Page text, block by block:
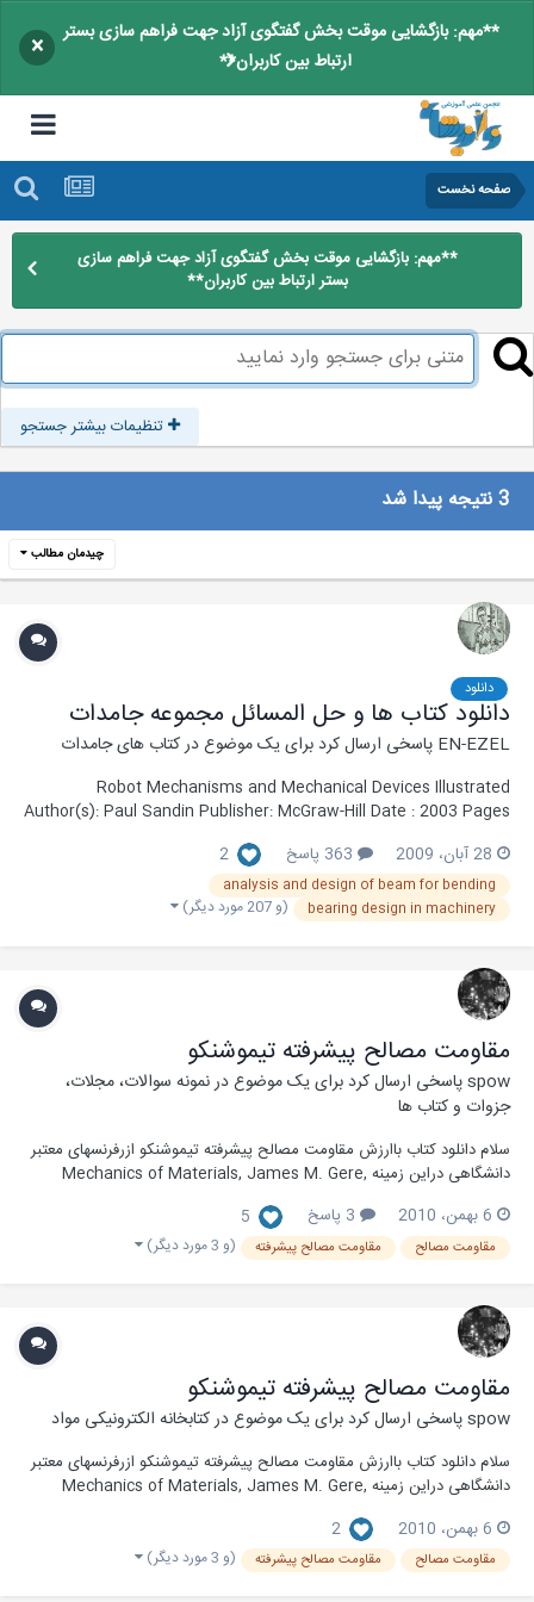
**مهم: بازگشایی موقت بخش گفتگوی آزاد جهت فراهم سازی بستر
ارتباط بین کاربران**
×
صفحه نخست
**مهم: بازگشایی موقت بخش گفتگوی آزاد جهت فراهم سازی
بستر ارتباط بین کاربران**
تنظیمات بیشتر جستجو
چیدمان مطالب
دانلود
دانلود کتاب ها و حل المسائل مجموعه جامدات
EN-EZELپاسخی ارسال کرد برای یک موضوع درکتاب های جامدات
Robot Mechanisms and Mechanical Devices Illustrated
Author(s): Paul Sandin Publisher: McGraw-Hill Date : 2003 Pages
007141200X link 1 Password : books_for_all
28 آبان، 2009 363 پاسخ 2
analysis and design of beam for bending
bearing design in machinery
(و 207 مورد دیگر)
مقاومت مصالح پیشرفته تیموشنکو
spowپاسخی ارسال کرد برای یک موضوع درنمونه سوالات، مجلات،
جزوات و کتاب ها
سلام دانلود کتاب باارزش مقاومت مصالح پیشرفته تیموشنکو ازرفرنسهای معتبر
دانشگاهی دراین زمینه Mechanics of Materials, James M. Gere,
[Hidden Content]
6 بهمن، 2010 3 پاسخ 5
مقاومت مصالح مقاومت مصالح پیشرفته (و 3 مورد دیگر)
مقاومت مصالح پیشرفته تیموشنکو
spowپاسخی ارسال کرد برای یک موضوع درکتابخانه الکترونیکی مواد
سلام دانلود کتاب باارزش مقاومت مصالح پیشرفته تیموشنکو ازرفرنسهای معتبر
دانشگاهی دراین زمینه Mechanics of Materials, James M. Gere,
[Hidden Content]
6 بهمن، 2010 2
مقاومت مصالح مقاومت مصالح پیشرفته (و 3 مورد دیگر)